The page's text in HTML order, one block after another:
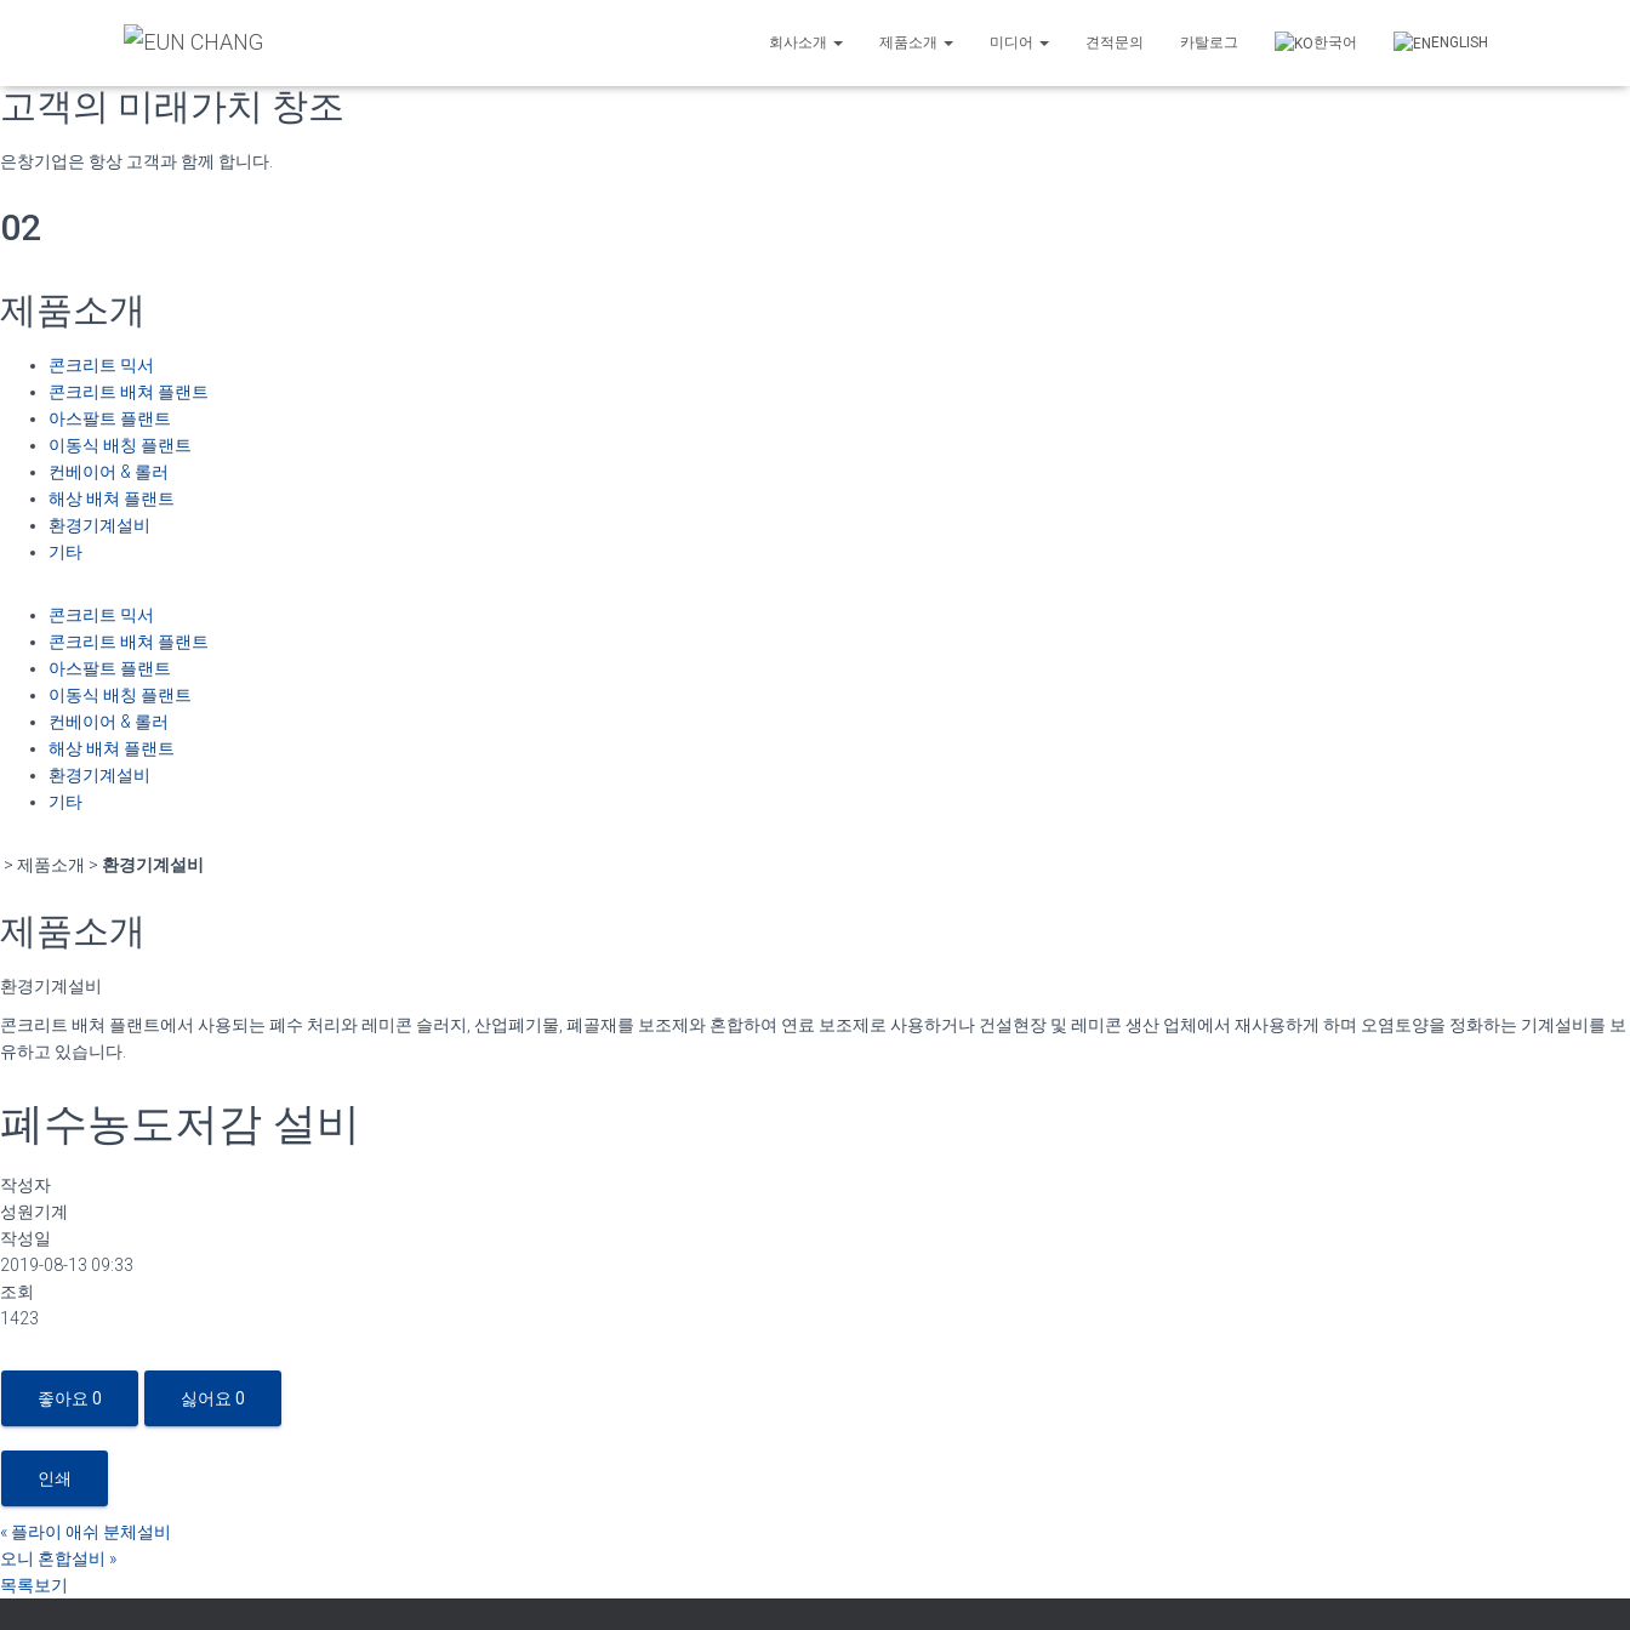
회사소개 제품소개 미디어 견적문의 카탈로그 한국어 ENGLISH
고객의 미래가치 창조
은창기업은 항상 고객과 함께 합니다.
02
제품소개
콘크리트 믹서
콘크리트 배쳐 플랜트
아스팔트 플랜트
이동식 배칭 플랜트
컨베이어 & 롤러
해상 배쳐 플랜트
환경기계설비
기타
콘크리트 믹서
콘크리트 배쳐 플랜트
아스팔트 플랜트
이동식 배칭 플랜트
컨베이어 & 롤러
해상 배쳐 플랜트
환경기계설비
기타
> 제품소개 > 환경기계설비
제품소개
환경기계설비
콘크리트 배쳐 플랜트에서 사용되는 폐수 처리와 레미콘 슬러지, 산업폐기물, 폐골재를 보조제와 혼합하여 연료 보조제로 사용하거나 건설현장 및 레미콘 생산 업체에서 재사용하게 하며 오염토양을 정화하는 기계설비를 보
유하고 있습니다.
폐수농도저감 설비
작성자
성원기계
작성일
2019-08-13 09:33
조회
1423
좋아요 0 싫어요 0
인쇄
« 플라이 애쉬 분체설비
오니 혼합설비 »
목록보기